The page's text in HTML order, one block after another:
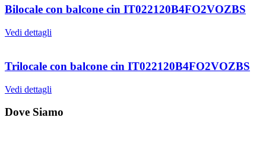
Bilocale con balcone cin IT022120B4FO2VOZBS
Vedi dettagli
Trilocale con balcone cin IT022120B4FO2VOZBS
Vedi dettagli
Dove Siamo